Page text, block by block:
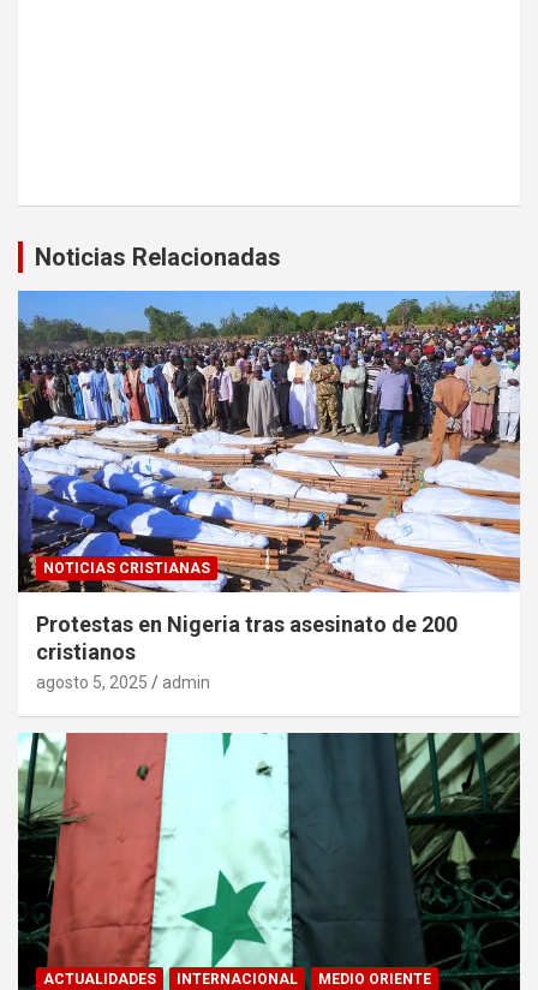
Noticias Relacionadas
NOTICIAS CRISTIANAS
Protestas en Nigeria tras asesinato de 200
cristianos
agosto 5, 2025 admin
ACTUALIDADES INTERNACIONAL
MEDIO ORIENTE